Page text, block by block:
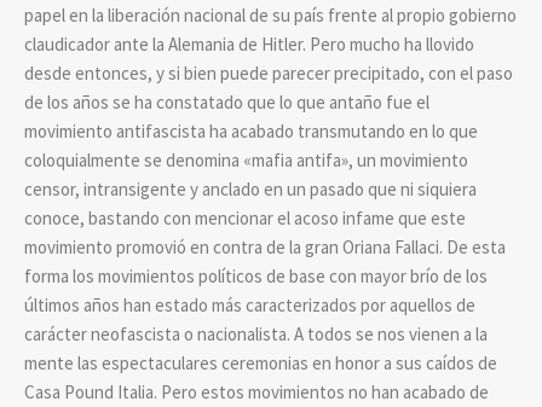
papel en la liberación nacional de su país frente al propio gobierno
claudicador ante la Alemania de Hitler. Pero mucho ha llovido
desde entonces, y si bien puede parecer precipitado, con el paso
de los años se ha constatado que lo que antaño fue el
movimiento antifascista ha acabado transmutando en lo que
coloquialmente se denomina «mafia antifa», un movimiento
censor, intransigente y anclado en un pasado que ni siquiera
conoce, bastando con mencionar el acoso infame que este
movimiento promovió en contra de la gran Oriana Fallaci. De esta
forma los movimientos políticos de base con mayor brío de los
últimos años han estado más caracterizados por aquellos de
carácter neofascista o nacionalista. A todos se nos vienen a la
mente las espectaculares ceremonias en honor a sus caídos de
Casa Pound Italia. Pero estos movimientos no han acabado de